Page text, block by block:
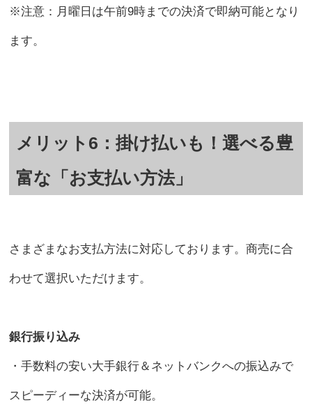
※注意：月曜日は午前9時までの決済で即納可能となり
ます。
メリット6：掛け払いも！選べる豊
富な「お支払い方法」
さまざまなお支払方法に対応しております。商売に合
わせて選択いただけます。
銀行振り込み
・手数料の安い大手銀行＆ネットバンクへの振込みで
スピーディーな決済が可能。